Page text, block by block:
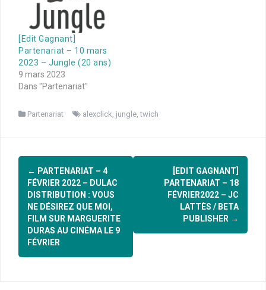
[Edit Gagnant]
Partenariat – 10 mars
2023 – Jungle (20 ans)
9 mars 2023
Dans "Partenariat"
Partenariat alexclick, jungle,twich
Navigation
d'article
← PARTENARIAT – 4
FÉVRIER 2022 – DULAC
DISTRIBUTION : VOUS
NE DÉSIREZ QUE MOI,
FILM SUR MARGUERITE
DURAS AU CINÉMA LE 9
FÉVRIER
[EDIT GAGNANT]
PARTENARIAT – 18
FÉVRIER2022 – JC
LATTÈS / BETA
PUBLISHER →